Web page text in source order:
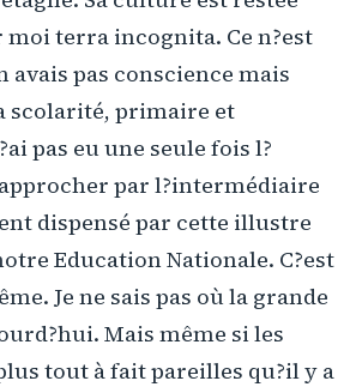
terra incognita. Ce n?est
avais pas conscience mais
scolarité, primaire et
pas eu une seule fois l?
par l?intermédiaire
dispensé par cette illustre
Education Nationale. C?est
Je ne sais pas où la grande
Mais même si les
tout à fait pareilles qu?il y a